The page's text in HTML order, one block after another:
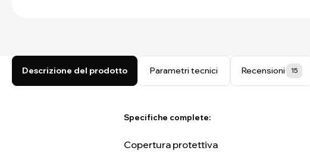
Descrizione del prodotto Parametri tecnici Recensioni 15
Specifiche complete:
Copertura protettiva